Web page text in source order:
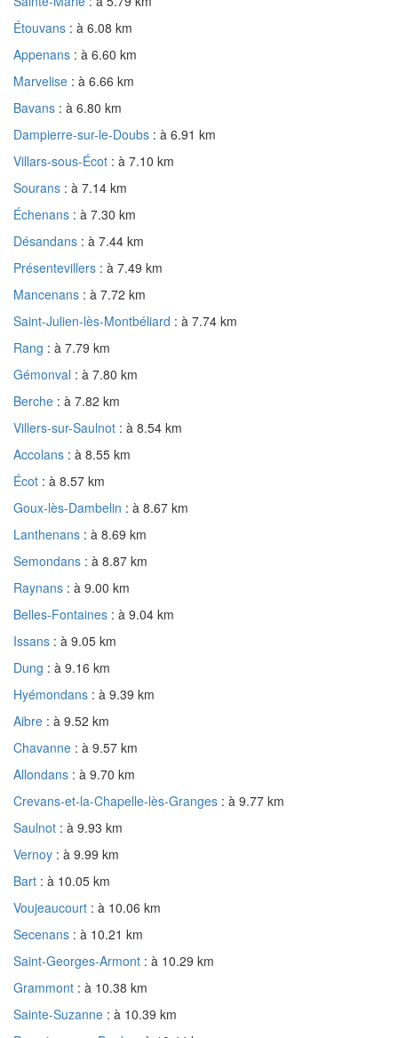
Étouvans : à 6.08 km
Appenans : à 6.60 km
Marvelise : à 6.66 km
Bavans : à 6.80 km
Dampierre-sur-le-Doubs : à 6.91 km
Villars-sous-Écot : à 7.10 km
Sourans : à 7.14 km
Échenans : à 7.30 km
Désandans : à 7.44 km
Présentevillers : à 7.49 km
Mancenans : à 7.72 km
Saint-Julien-lès-Montbéliard : à 7.74 km
Rang : à 7.79 km
Gémonval : à 7.80 km
Berche : à 7.82 km
Villers-sur-Saulnot : à 8.54 km
Accolans : à 8.55 km
Écot : à 8.57 km
Goux-lès-Dambelin : à 8.67 km
Lanthenans : à 8.69 km
Semondans : à 8.87 km
Raynans : à 9.00 km
Belles-Fontaines : à 9.04 km
Issans : à 9.05 km
Dung : à 9.16 km
Hyémondans : à 9.39 km
Aibre : à 9.52 km
Chavanne : à 9.57 km
Allondans : à 9.70 km
Crevans-et-la-Chapelle-lès-Granges : à 9.77 km
Saulnot : à 9.93 km
Vernoy : à 9.99 km
Bart : à 10.05 km
Voujeaucourt : à 10.06 km
Secenans : à 10.21 km
Saint-Georges-Armont : à 10.29 km
Grammont : à 10.38 km
Sainte-Suzanne : à 10.39 km